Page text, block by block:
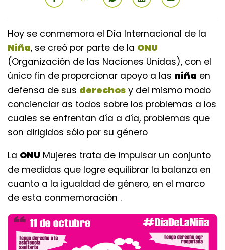
Hoy se conmemora el Día Internacional de la
Niña, se creó por parte de la ONU
(Organización de las Naciones Unidas), con el
único fin de proporcionar apoyo a las niña en
defensa de sus derechos y del mismo modo
concienciar as todos sobre los problemas a los
cuales se enfrentan día a día, problemas que
son dirigidos sólo por su género
La ONU Mujeres trata de impulsar un conjunto
de medidas que logre equilibrar la balanza en
cuanto a la igualdad de género, en el marco
de esta conmemoración .